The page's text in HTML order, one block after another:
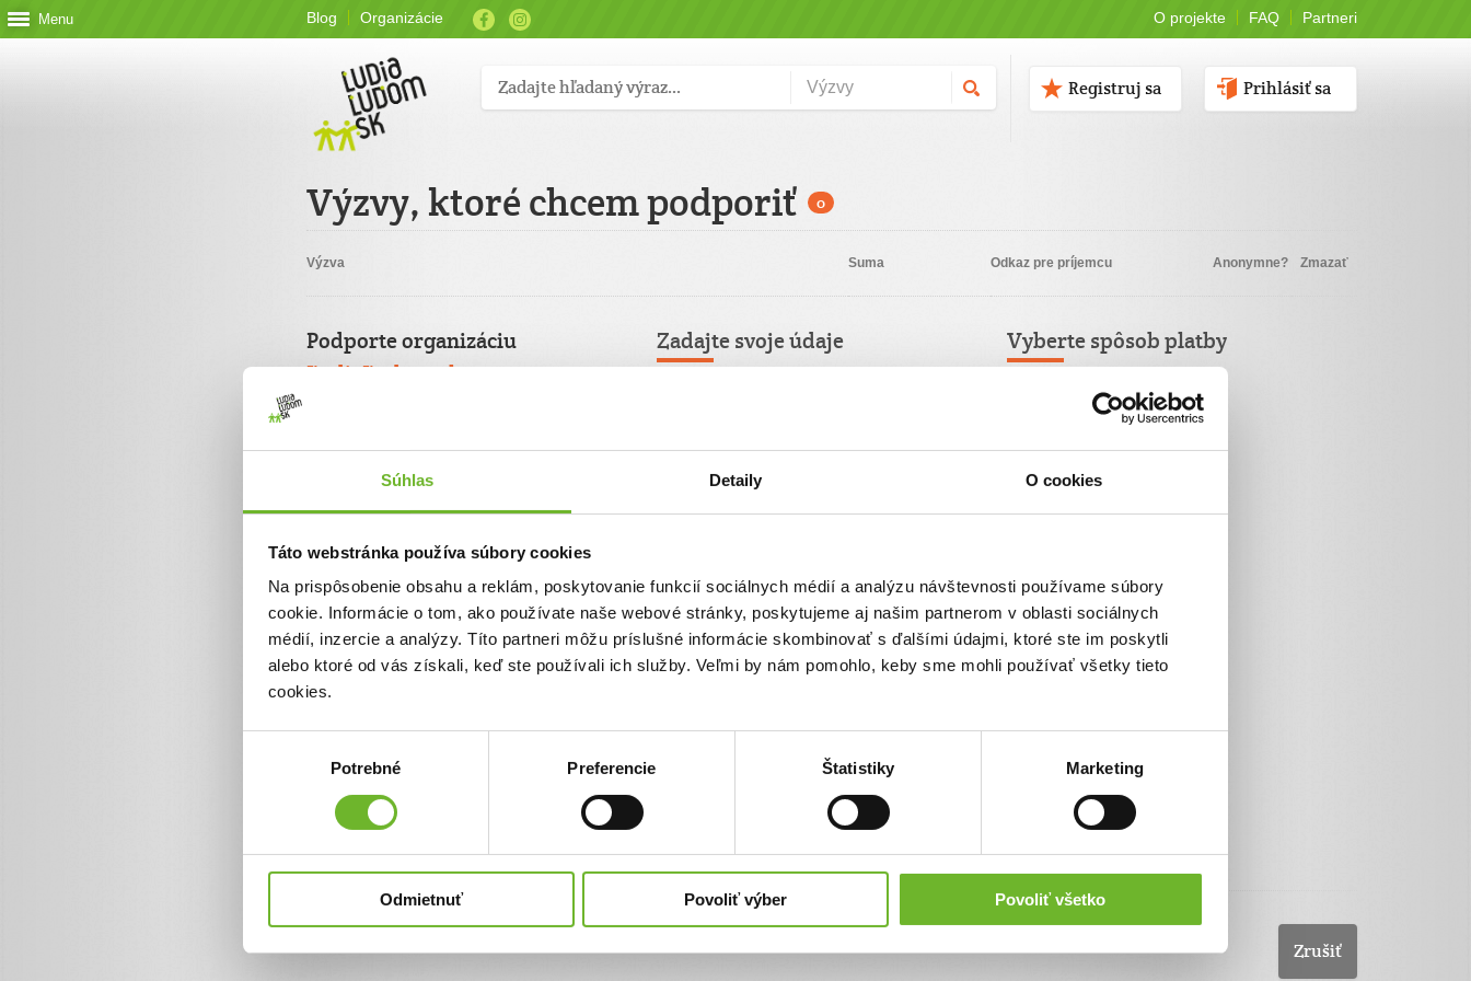
Súhlas Detaily O cookies
Táto webstránka používa súbory cookies
Na prispôsobenie obsahu a reklám, poskytovanie funkcií sociálnych médií a analýzu návštevnosti používame súbory
cookie. Informácie o tom, ako používate naše webové stránky, poskytujeme aj našim partnerom v oblasti sociálnych
médií, inzercie a analýzy. Títo partneri môžu príslušné informácie skombinovať s ďalšími údajmi, ktoré ste im poskytli
alebo ktoré od vás získali, keď ste používali ich služby. Veľmi by nám pomohlo, keby sme mohli používať všetky tieto
cookies.
Potrebné Preferencie Štatistiky Marketing
Odmietnuť Povoliť výber Povoliť všetko
Menu Blog Organizácie O projekte FAQ Partneri
Prihlásiť sa
Registruj sa
Výzvy, ktoré chcem podporiť 0
Výzva Suma Odkaz pre príjemcu Anonymne? Zmazať
Podporte organizáciu
ĽudiaĽudom.sk
Celková suma
0 €
Zadajte svoje údaje
Priezvisko
Email
Súhlasím spodmienkami a pravidlami
Úplné znenie poučenia o spracovaní osobných údajov
Vyberte spôsob platby
Platba kartou
Platba bankovým prevodom
Pay by square
Zrušiť